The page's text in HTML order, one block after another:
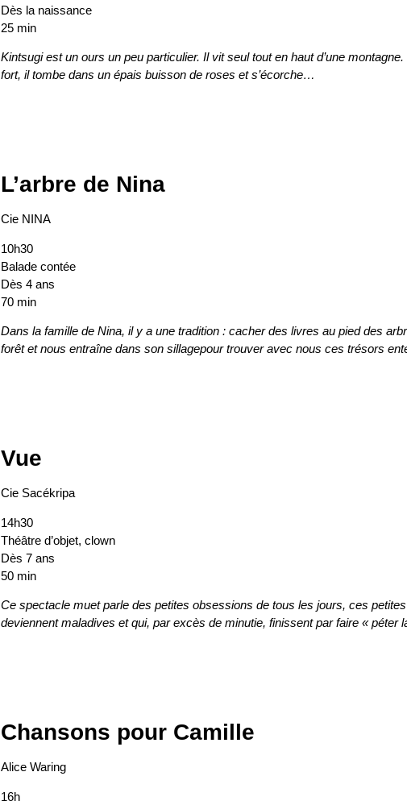
Dès la naissance
25 min
Kintsugi est un ours un peu particulier. Il vit seul tout en haut d’une
fort, il tombe dans un épais buisson de roses et s’écorche…
L’arbre de Nina
Cie NINA
10h30
Balade contée
Dès 4 ans
70 min
Dans la famille de Nina, il y a une tradition : cacher des livres au pied des
forêt et nous entraîne dans son sillagepour trouver avec nous ces trésors
Vue
Cie Sacékripa
14h30
Théâtre d’objet, clown
Dès 7 ans
50 min
Ce spectacle muet parle des petites obsessions de tous les jours, ces
deviennent maladives et qui, par excès de minutie, finissent par faire « péter
Chansons pour Camille
Alice Waring
16h